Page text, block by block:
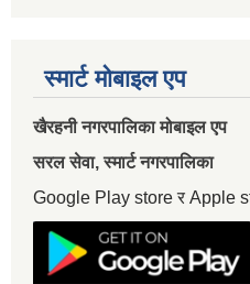
स्मार्ट मोबाइल एप
खैरहनी नगरपालिका मोबाइल एप
सरल सेवा, स्मार्ट नगरपालिका
Google Play store र Apple